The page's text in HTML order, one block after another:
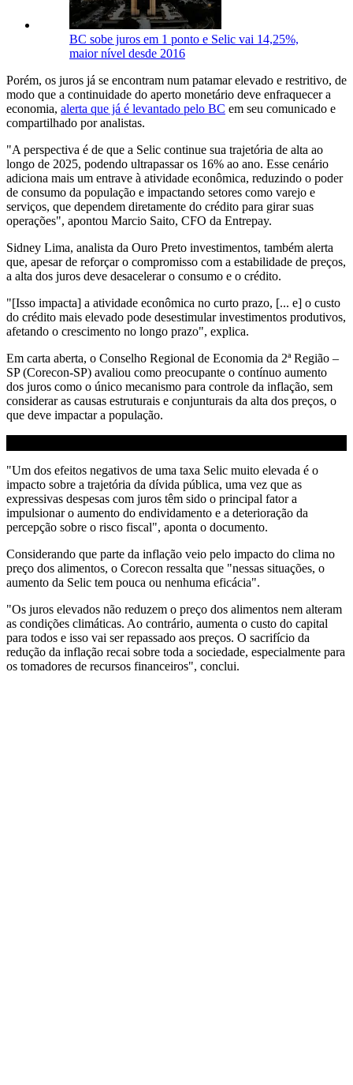
BC sobe juros em 1 ponto e Selic vai 14,25%,
maior nível desde 2016
Porém, os juros já se encontram num patamar elevado e restritivo, de
modo que a continuidade do aperto monetário deve enfraquecer a
economia, alerta que já é levantado pelo BC em seu comunicado e
compartilhado por analistas.
"A perspectiva é de que a Selic continue sua trajetória de alta ao
longo de 2025, podendo ultrapassar os 16% ao ano. Esse cenário
adiciona mais um entrave à atividade econômica, reduzindo o poder
de consumo da população e impactando setores como varejo e
serviços, que dependem diretamente do crédito para girar suas
operações", apontou Marcio Saito, CFO da Entrepay.
Sidney Lima, analista da Ouro Preto investimentos, também alerta
que, apesar de reforçar o compromisso com a estabilidade de preços,
a alta dos juros deve desacelerar o consumo e o crédito.
"[Isso impacta] a atividade econômica no curto prazo, [... e] o custo
do crédito mais elevado pode desestimular investimentos produtivos,
afetando o crescimento no longo prazo", explica.
Em carta aberta, o Conselho Regional de Economia da 2ª Região –
SP (Corecon-SP) avaliou como preocupante o contínuo aumento
dos juros como o único mecanismo para controle da inflação, sem
considerar as causas estruturais e conjunturais da alta dos preços, o
que deve impactar a população.
"Um dos efeitos negativos de uma taxa Selic muito elevada é o
impacto sobre a trajetória da dívida pública, uma vez que as
expressivas despesas com juros têm sido o principal fator a
impulsionar o aumento do endividamento e a deterioração da
percepção sobre o risco fiscal", aponta o documento.
Considerando que parte da inflação veio pelo impacto do clima no
preço dos alimentos, o Corecon ressalta que "nessas situações, o
aumento da Selic tem pouca ou nenhuma eficácia".
"Os juros elevados não reduzem o preço dos alimentos nem alteram
as condições climáticas. Ao contrário, aumenta o custo do capital
para todos e isso vai ser repassado aos preços. O sacrifício da
redução da inflação recai sobre toda a sociedade, especialmente para
os tomadores de recursos financeiros", conclui.